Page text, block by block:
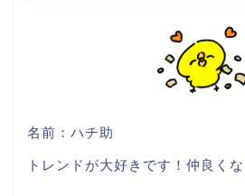
名前：ハチ助
トレンドが大好きです！仲良く